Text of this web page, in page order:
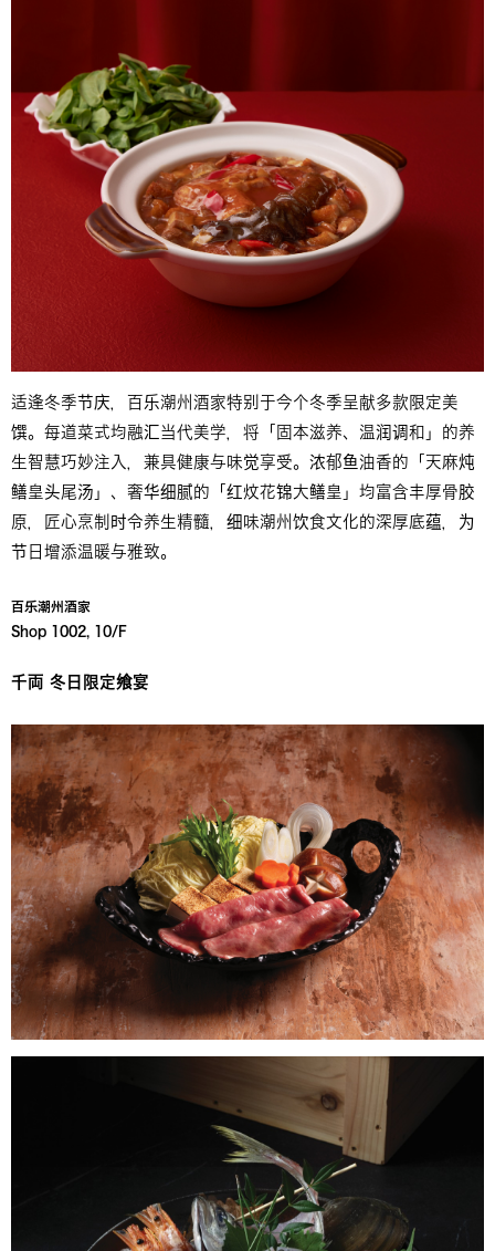
适逢冬季节庆，百乐潮州酒家特别于今个冬季呈献多款限定美
馔。每道菜式均融汇当代美学，将「固本滋养、温润调和」的养
生智慧巧妙注入，兼具健康与味觉享受。浓郁鱼油香的「天麻炖
鳝皇头尾汤」、奢华细腻的「红炆花锦大鳝皇」均富含丰厚骨胶
原，匠心烹制时令养生精髓，细味潮州饮食文化的深厚底蕴，为
节日增添温暖与雅致。
百乐潮州酒家
千両 冬日限定飨宴